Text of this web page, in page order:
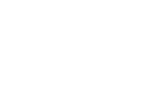
рекомендуем